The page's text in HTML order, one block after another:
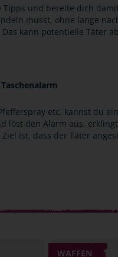
und bereite dich
musst, ohne lange
kann potentielle Täter
etc. kannst du
löst den Alarm aus,
ist, dass der Täter
WAFFEN